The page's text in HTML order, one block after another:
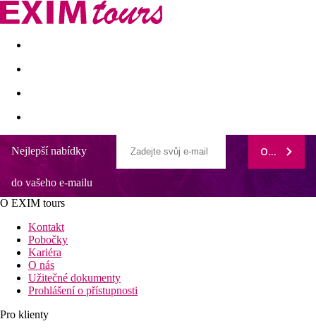
Akční nabídky Last minute
Nejlepší nabídky
do vašeho e-mailu
ODEBÍRAT
O EXIM tours
Kontakt
Pobočky
Kariéra
O nás
Užitečné dokumenty
Prohlášení o přístupnosti
Pro klienty